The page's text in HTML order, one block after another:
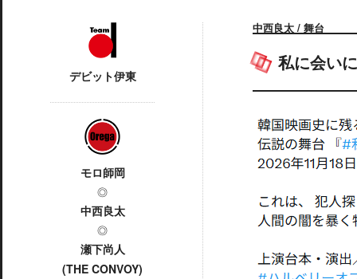
中西良太 / 舞台
私に会い
デビット伊東
モロ師岡
◎
中西良太
◎
瀬下尚人
(THE CONVOY)